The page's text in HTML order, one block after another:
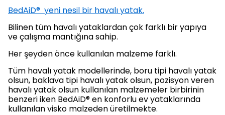
BedAiD® yeni nesil bir havalı yatak.
Bilinen tüm havalı yataklardan çok farklı bir yapıya
ve çalışma mantığına sahip.
Her şeyden önce kullanılan malzeme farklı.
Tüm havalı yatak modellerinde, boru tipi havalı yatak
olsun, baklava tipi havalı yatak olsun, pozisyon veren
havalı yatak olsun kullanılan malzemeler birbirinin
benzeri iken BedAiD® en konforlu ev yataklarında
kullanılan visko malzeden üretilmekte.